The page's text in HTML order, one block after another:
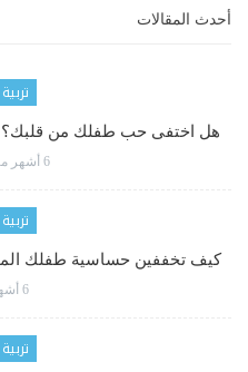
أحدث المقالات
هل اختفى حب طفلك من قلبك؟ ما
6 أشهر منذ
كيف تخففين حساسية طفلك
6 أشهر منذ